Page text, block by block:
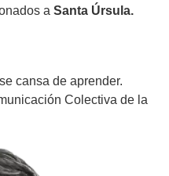
a Santa Úrsula.
cansa de aprender.
Colectiva de la